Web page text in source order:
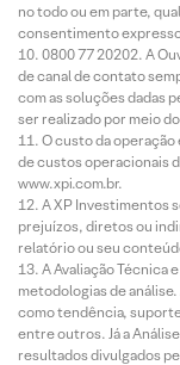
no todo ou em parte,
consentimento
0800 77 20202. A
de canal de contato
com as soluções dadas
ser realizado por meio
O custo da
de custos operacionais
www.xpi.com.br.
A XP Investimentos
prejuízos, diretos ou
relatório ou seu
A Avaliação Técnica
metodologias de
como tendência,
entre outros. Já a
resultados divulgados